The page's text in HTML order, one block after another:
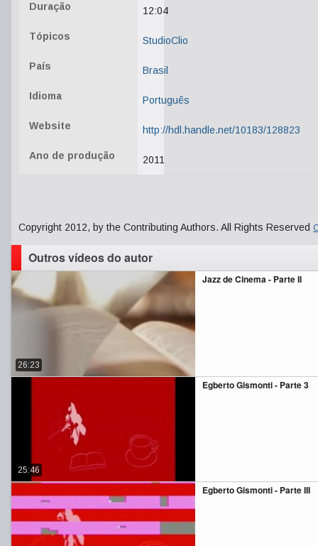
Duração 12:04
Tópicos StudioClio
País Brasil
Idioma Português
Website http://hdl.handle.net/10183/128823
Ano de produção 2011
Copyright 2012, by the Contributing Authors. All Rights Reserved
Outros vídeos do autor
Jazz de Cinema - Parte II
26:23
Egberto Gismonti - Parte 3
25:46
Egberto Gismonti - Parte III